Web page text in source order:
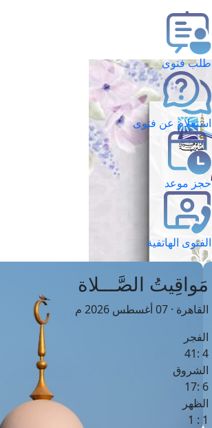
طلب فتوى
استعلام عن فتوى
حجز موعد
الفتوى الهاتفية
مَواقِيتُ الصَّـــلاة
القاهرة · 07 أغسطس 2026 م
الفجر
4 :41
الشروق
6 :17
الظهر
1 : 1